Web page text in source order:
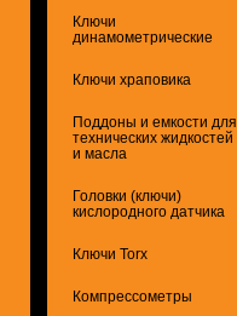
Ключи
динамометрические
Ключи храповика
Поддоны и емкости для
технических жидкостей
и масла
Головки (ключи)
кислородного датчика
Ключи Torx
Компрессометры